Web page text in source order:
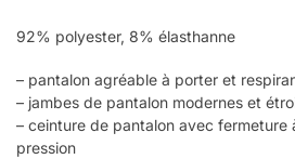
92% polyester, 8% élasthanne
– pantalon agréable à porter et
– jambes de pantalon modernes et
– ceinture de pantalon avec fermeture
pression